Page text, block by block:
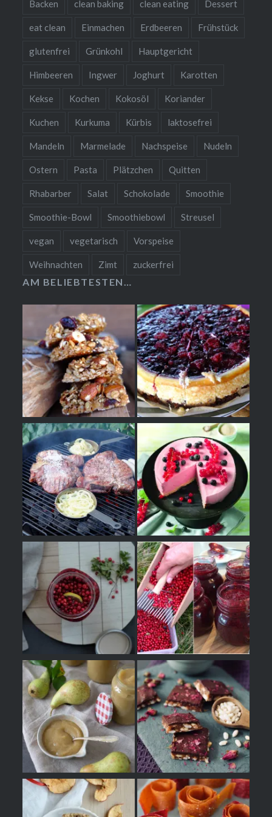
Backen clean baking clean eating Dessert
eat clean Einmachen Erdbeeren Frühstück
glutenfrei Grünkohl Hauptgericht
Himbeeren Ingwer Joghurt Karotten
Kekse Kochen Kokosöl Koriander
Kuchen Kurkuma Kürbis laktosefrei
Mandeln Marmelade Nachspeise Nudeln
Ostern Pasta Plätzchen Quitten
Rhabarber Salat Schokolade Smoothie
Smoothie-Bowl Smoothiebowl Streusel
vegan vegetarisch Vorspeise
Weihnachten Zimt zuckerfrei
AM BELIEBTESTEN…